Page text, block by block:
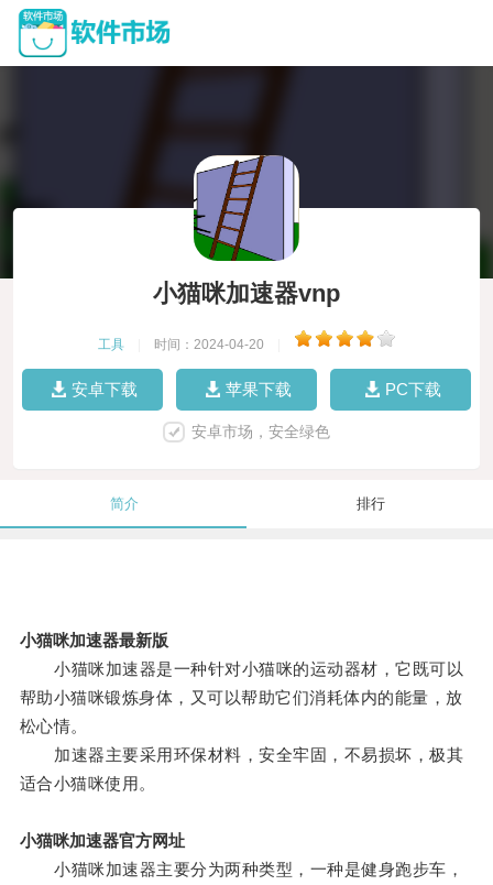
小猫咪加速器vnp
工具 时间：2024-04-20
安卓下载 苹果下载 PC下载
安卓市场，安全绿色
简介 排行
小猫咪加速器最新版
小猫咪加速器是一种针对小猫咪的运动器材，它既可以
帮助小猫咪锻炼身体，又可以帮助它们消耗体内的能量，放
松心情。
加速器主要采用环保材料，安全牢固，不易损坏，极其
适合小猫咪使用。
小猫咪加速器官方网址
小猫咪加速器主要分为两种类型，一种是健身跑步车，